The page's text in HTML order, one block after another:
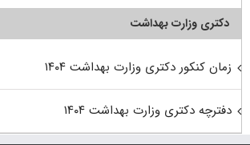
دکتری وزارت بهداشت
زمان کنکور دکتری وزارت بهداشت ۱۴۰۴
دفترچه دکتری وزارت بهداشت ۱۴۰۴